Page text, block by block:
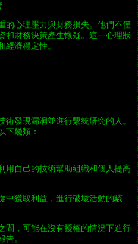
的心理壓力與財務損失。他們不僅
和財務決策產生懷疑。這一心理狀
經濟穩定性。
術發現漏洞並進行繫統研究的人。
下幾類：
用自己的技術幫助組織和個人提高
中獲取利益，進行破壞活動的駭
間，可能在沒有授權的情況下進行
告。